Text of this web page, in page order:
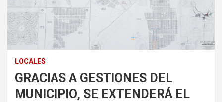
LOCALES
GRACIAS A GESTIONES DEL
MUNICIPIO, SE EXTENDERÁ EL